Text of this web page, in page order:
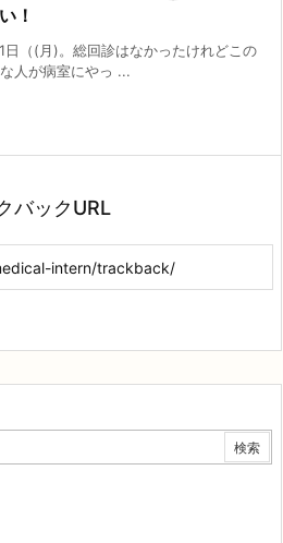
！
日（(月)。総回診はなかったけれどこの
人が病室にやっ ...
バックURL